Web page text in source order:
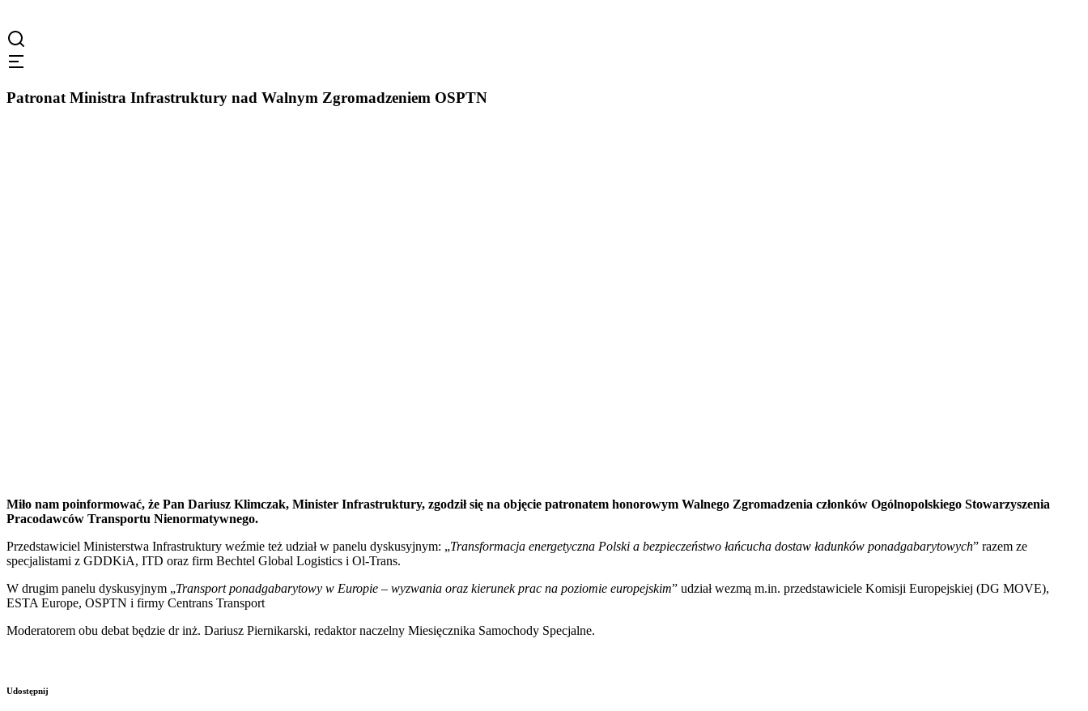
Patronat Ministra Infrastruktury nad Walnym Zgromadzeniem OSPTN
Miło nam poinformować, że Pan Dariusz Klimczak, Minister Infrastruktury, zgodził się na objęcie patronatem honorowym Walnego Zgromadzenia członków Ogólnopolskiego Stowarzyszenia
Pracodawców Transportu Nienormatywnego.
Przedstawiciel Ministerstwa Infrastruktury weźmie też udział w panelu dyskusyjnym: „Transformacja energetyczna Polski a bezpieczeństwo łańcucha dostaw ładunków ponadgabarytowych” razem ze
specjalistami z GDDKiA, ITD oraz firm Bechtel Global Logistics i Ol-Trans.
W drugim panelu dyskusyjnym „Transport ponadgabarytowy w Europie – wyzwania oraz kierunek prac na poziomie europejskim” udział wezmą m.in. przedstawiciele Komisji Europejskiej (DG MOVE),
ESTA Europe, OSPTN i firmy Centrans Transport
Moderatorem obu debat będzie dr inż. Dariusz Piernikarski, redaktor naczelny Miesięcznika Samochody Specjalne.
Udostępnij